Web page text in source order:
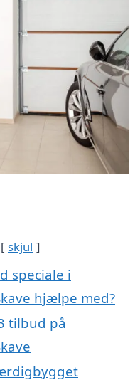
skjul
speciale i
hjælpe med?
tilbud på